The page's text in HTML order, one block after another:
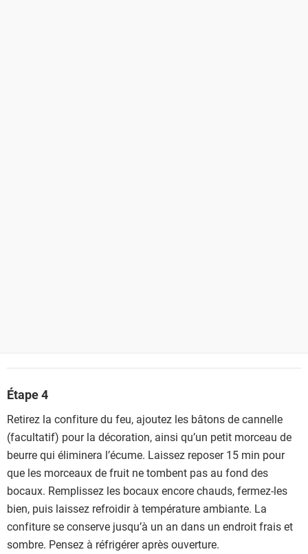
Étape 4
Retirez la confiture du feu, ajoutez les bâtons de cannelle
(facultatif) pour la décoration, ainsi qu’un petit morceau de
beurre qui éliminera l’écume. Laissez reposer 15 min pour
que les morceaux de fruit ne tombent pas au fond des
bocaux. Remplissez les bocaux encore chauds, fermez-les
bien, puis laissez refroidir à température ambiante. La
confiture se conserve jusqu’à un an dans un endroit frais et
sombre. Pensez à réfrigérer après ouverture.